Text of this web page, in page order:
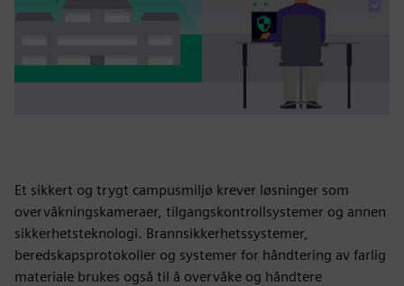
Et sikkert og trygt campusmiljø krever løsninger som
overvåkningskameraer, tilgangskontrollsystemer og annen
sikkerhetsteknologi. Brannsikkerhetssystemer,
beredskapsprotokoller og systemer for håndtering av farlig
materiale brukes også til å overvåke og håndtere